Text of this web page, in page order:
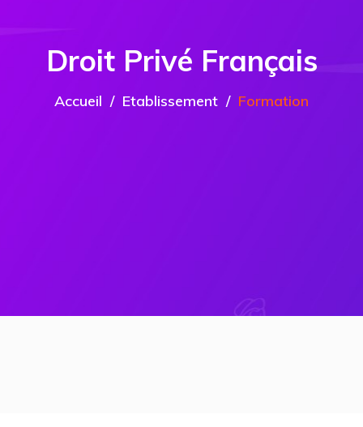
Droit Privé Français
Accueil Etablissement Formation